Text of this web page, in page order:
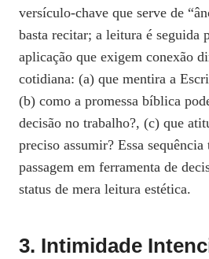
versículo‑chave que serve de
basta recitar; a leitura é seguida
aplicação que exigem conexão
cotidiana: (a) que mentira a
(b) como a promessa bíblica
decisão no trabalho?, (c) que
preciso assumir? Essa
passagem em ferramenta de
status de mera leitura estética.
3. Intimidade